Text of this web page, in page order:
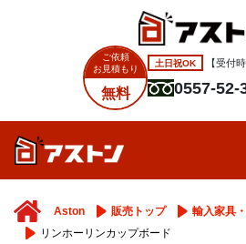
ご依頼
お見積もり
無料
土日祝OK 【受付
0557-52-
Aston 販売トップ 輸入家具
リンホーリンカップボード